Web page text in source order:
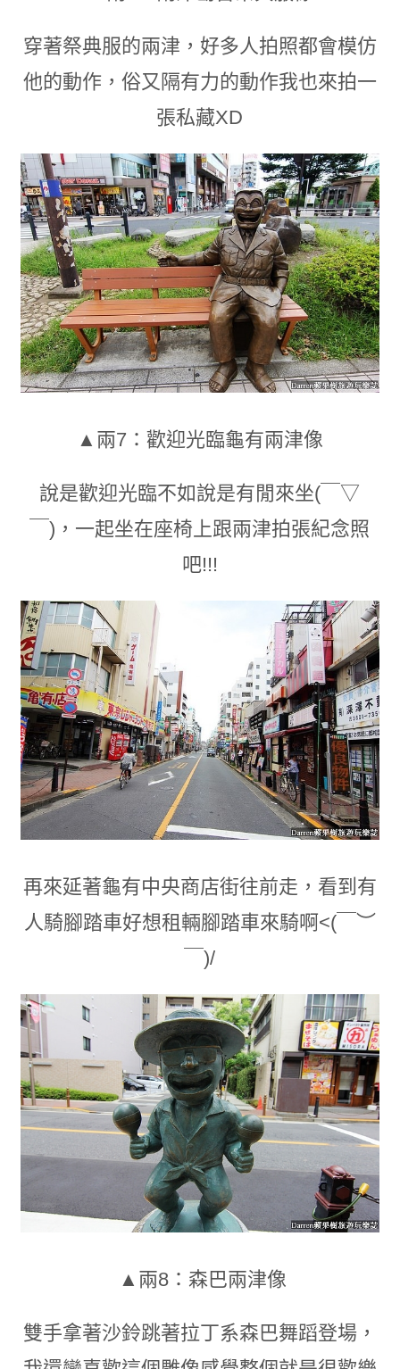
穿著祭典服的兩津 ， 好多人拍照都會模仿
他的動作， 俗又隔有力的動作我也來拍一
張私藏XD
▲兩7：歡迎光臨龜有兩津像
說是歡迎光臨不如說是有閒來坐(￣▽
￣) ， 一起坐在座椅上跟兩津拍張紀念照
吧!!!
再來延著龜有中央商店街往前走 ， 看到有
人騎腳踏車好想租輛腳踏車來騎啊<(￣︶
￣)/
▲兩8：森巴兩津像
雙手拿著沙鈴跳著拉丁系森巴舞蹈登場，